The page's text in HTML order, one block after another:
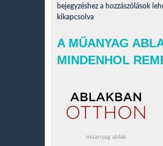
bejegyzéshez a hozzászólások
kikapcsolva
A MŰANYAG
MINDENHOL
műanyag ablak